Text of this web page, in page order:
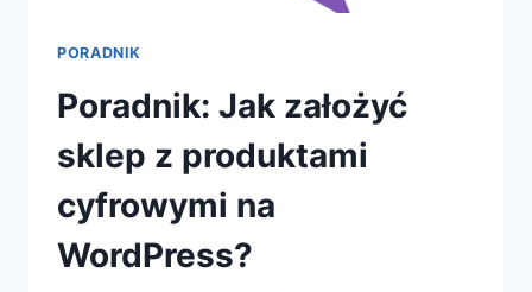
PORADNIK
Poradnik: Jak założyć
sklep z produktami
cyfrowymi na
WordPress?